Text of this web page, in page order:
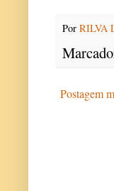
Por RILVA
Postagem